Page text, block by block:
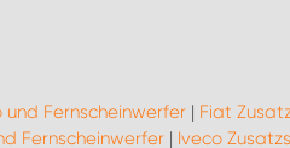
Fernscheinwerfer| Fiat
Fernscheinwerfer| Iveco